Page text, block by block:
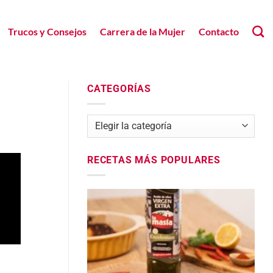
Trucos y Consejos Carrera de la Mujer Contacto
CATEGORÍAS
Categorías
RECETAS MÁS POPULARES